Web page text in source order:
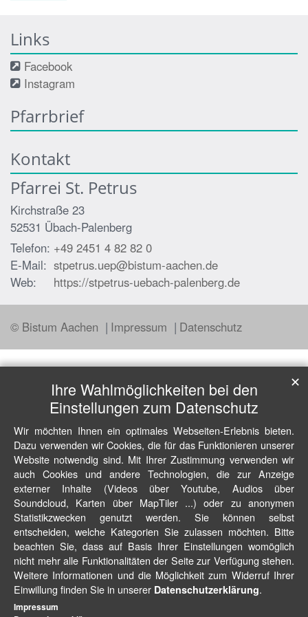
Links
Facebook
Instagram
Pfarrbrief
Kontakt
Pfarrei St. Petrus
Kirchstraße 23
52531 Übach-Palenberg
Telefon: +49 2451 4 82 82 0
E-Mail: stpetrus.uep@bistum-aachen.de
Web:
https://stpetrus-uebach-palenberg.de
© Bistum Aachen Impressum Datenschutz
Ihre Wahlmöglichkeiten bei den
Einstellungen zum Datenschutz
Wir möchten Ihnen ein optimales Webseiten-Erlebnis bieten.
Dazu verwenden wir Cookies, die für das Funktionieren unserer
Website notwendig sind. Mit Ihrer Zustimmung verwenden wir
auch Cookies und andere Technologien, die zur Anzeige
externer Inhalte (Videos über Youtube, Audios über
Soundcloud, Karten über MapTiler ...) oder zu anonymen
Statistikzwecken genutzt werden. Sie können selbst
entscheiden, welche Kategorien Sie zulassen möchten. Bitte
beachten Sie, dass auf Basis Ihrer Einstellungen womöglich
nicht mehr alle Funktionalitäten der Seite zur Verfügung stehen.
Weitere Informationen und die Möglichkeit zum Widerruf Ihrer
Einwillung finden Sie in unserer Datenschutzerklärung.
✕
Impressum